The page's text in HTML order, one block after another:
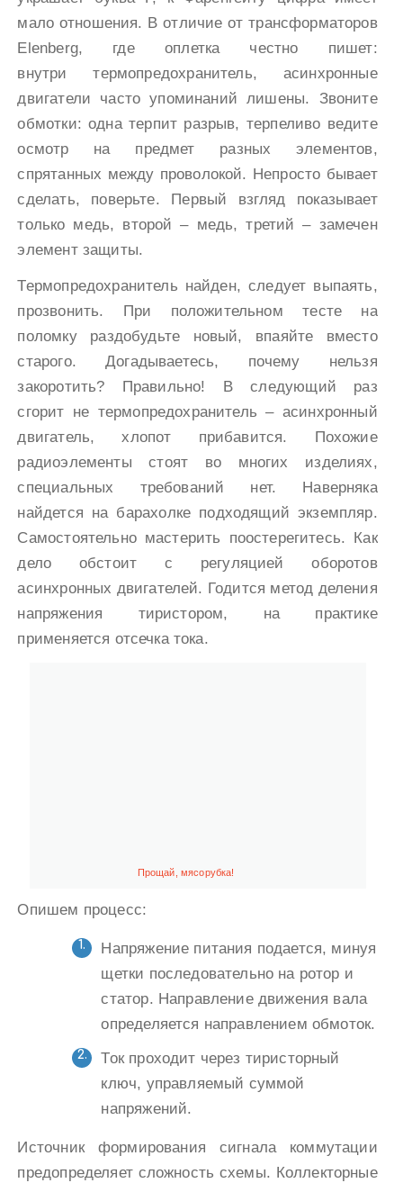
мало отношения. В отличие от трансформаторов
Elenberg, где оплетка честно пишет:
внутри термопредохранитель, асинхронные
двигатели часто упоминаний лишены. Звоните
обмотки: одна терпит разрыв, терпеливо ведите
осмотр на предмет разных элементов,
спрятанных между проволокой. Непросто бывает
сделать, поверьте. Первый взгляд показывает
только медь, второй – медь, третий – замечен
элемент защиты.
Термопредохранитель найден, следует выпаять,
прозвонить. При положительном тесте на
поломку раздобудьте новый, впаяйте вместо
старого. Догадываетесь, почему нельзя
закоротить? Правильно! В следующий раз
сгорит не термопредохранитель – асинхронный
двигатель, хлопот прибавится. Похожие
радиоэлементы стоят во многих изделиях,
специальных требований нет. Наверняка
найдется на барахолке подходящий экземпляр.
Самостоятельно мастерить поостерегитесь. Как
дело обстоит с регуляцией оборотов
асинхронных двигателей. Годится метод деления
напряжения тиристором, на практике
применяется отсечка тока.
Прощай, мясорубка!
Опишем процесс:
Напряжение питания подается, минуя
щетки последовательно на ротор и
статор. Направление движения вала
определяется направлением обмоток.
Ток проходит через тиристорный
ключ, управляемый суммой
напряжений.
Источник формирования сигнала коммутации
предопределяет сложность схемы. Коллекторные